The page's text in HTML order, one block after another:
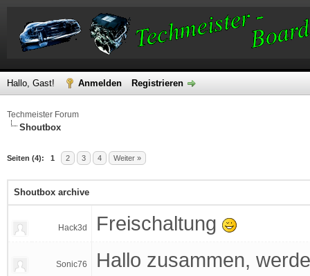
Hallo, Gast! Anmelden Registrieren
Techmeister Forum
Shoutbox
Seiten (4): 1 2 3 4 Weiter »
Shoutbox archive
Hack3d Freischaltung
Sonic76
Hallo zusammen,